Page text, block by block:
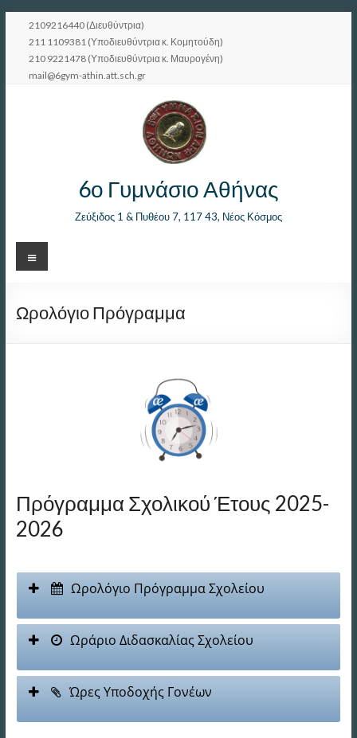
Μετάβαση
περιεχόμενο
2109216440 (Διευθύντρια)
211 1109381 (Υποδιευθύντρια κ. Κομητούδη)
210 9221478 (Υποδιευθύντρια κ. Μαυρογένη)
mail@6gym-athin.att.sch.gr
6ο Γυμνάσιο Αθήνας
Ζεύξιδος 1 & Πυθέου 7, 117 43, Νέος Κόσμος
Μενού
Ωρολόγιο Πρόγραμμα
Πρόγραμμα Σχολικού Έτους 2025-
2026
Ωρολόγιο Πρόγραμμα Σχολείου
Ωράριο Διδασκαλίας Σχολείου
Ώρες Υποδοχής Γονέων